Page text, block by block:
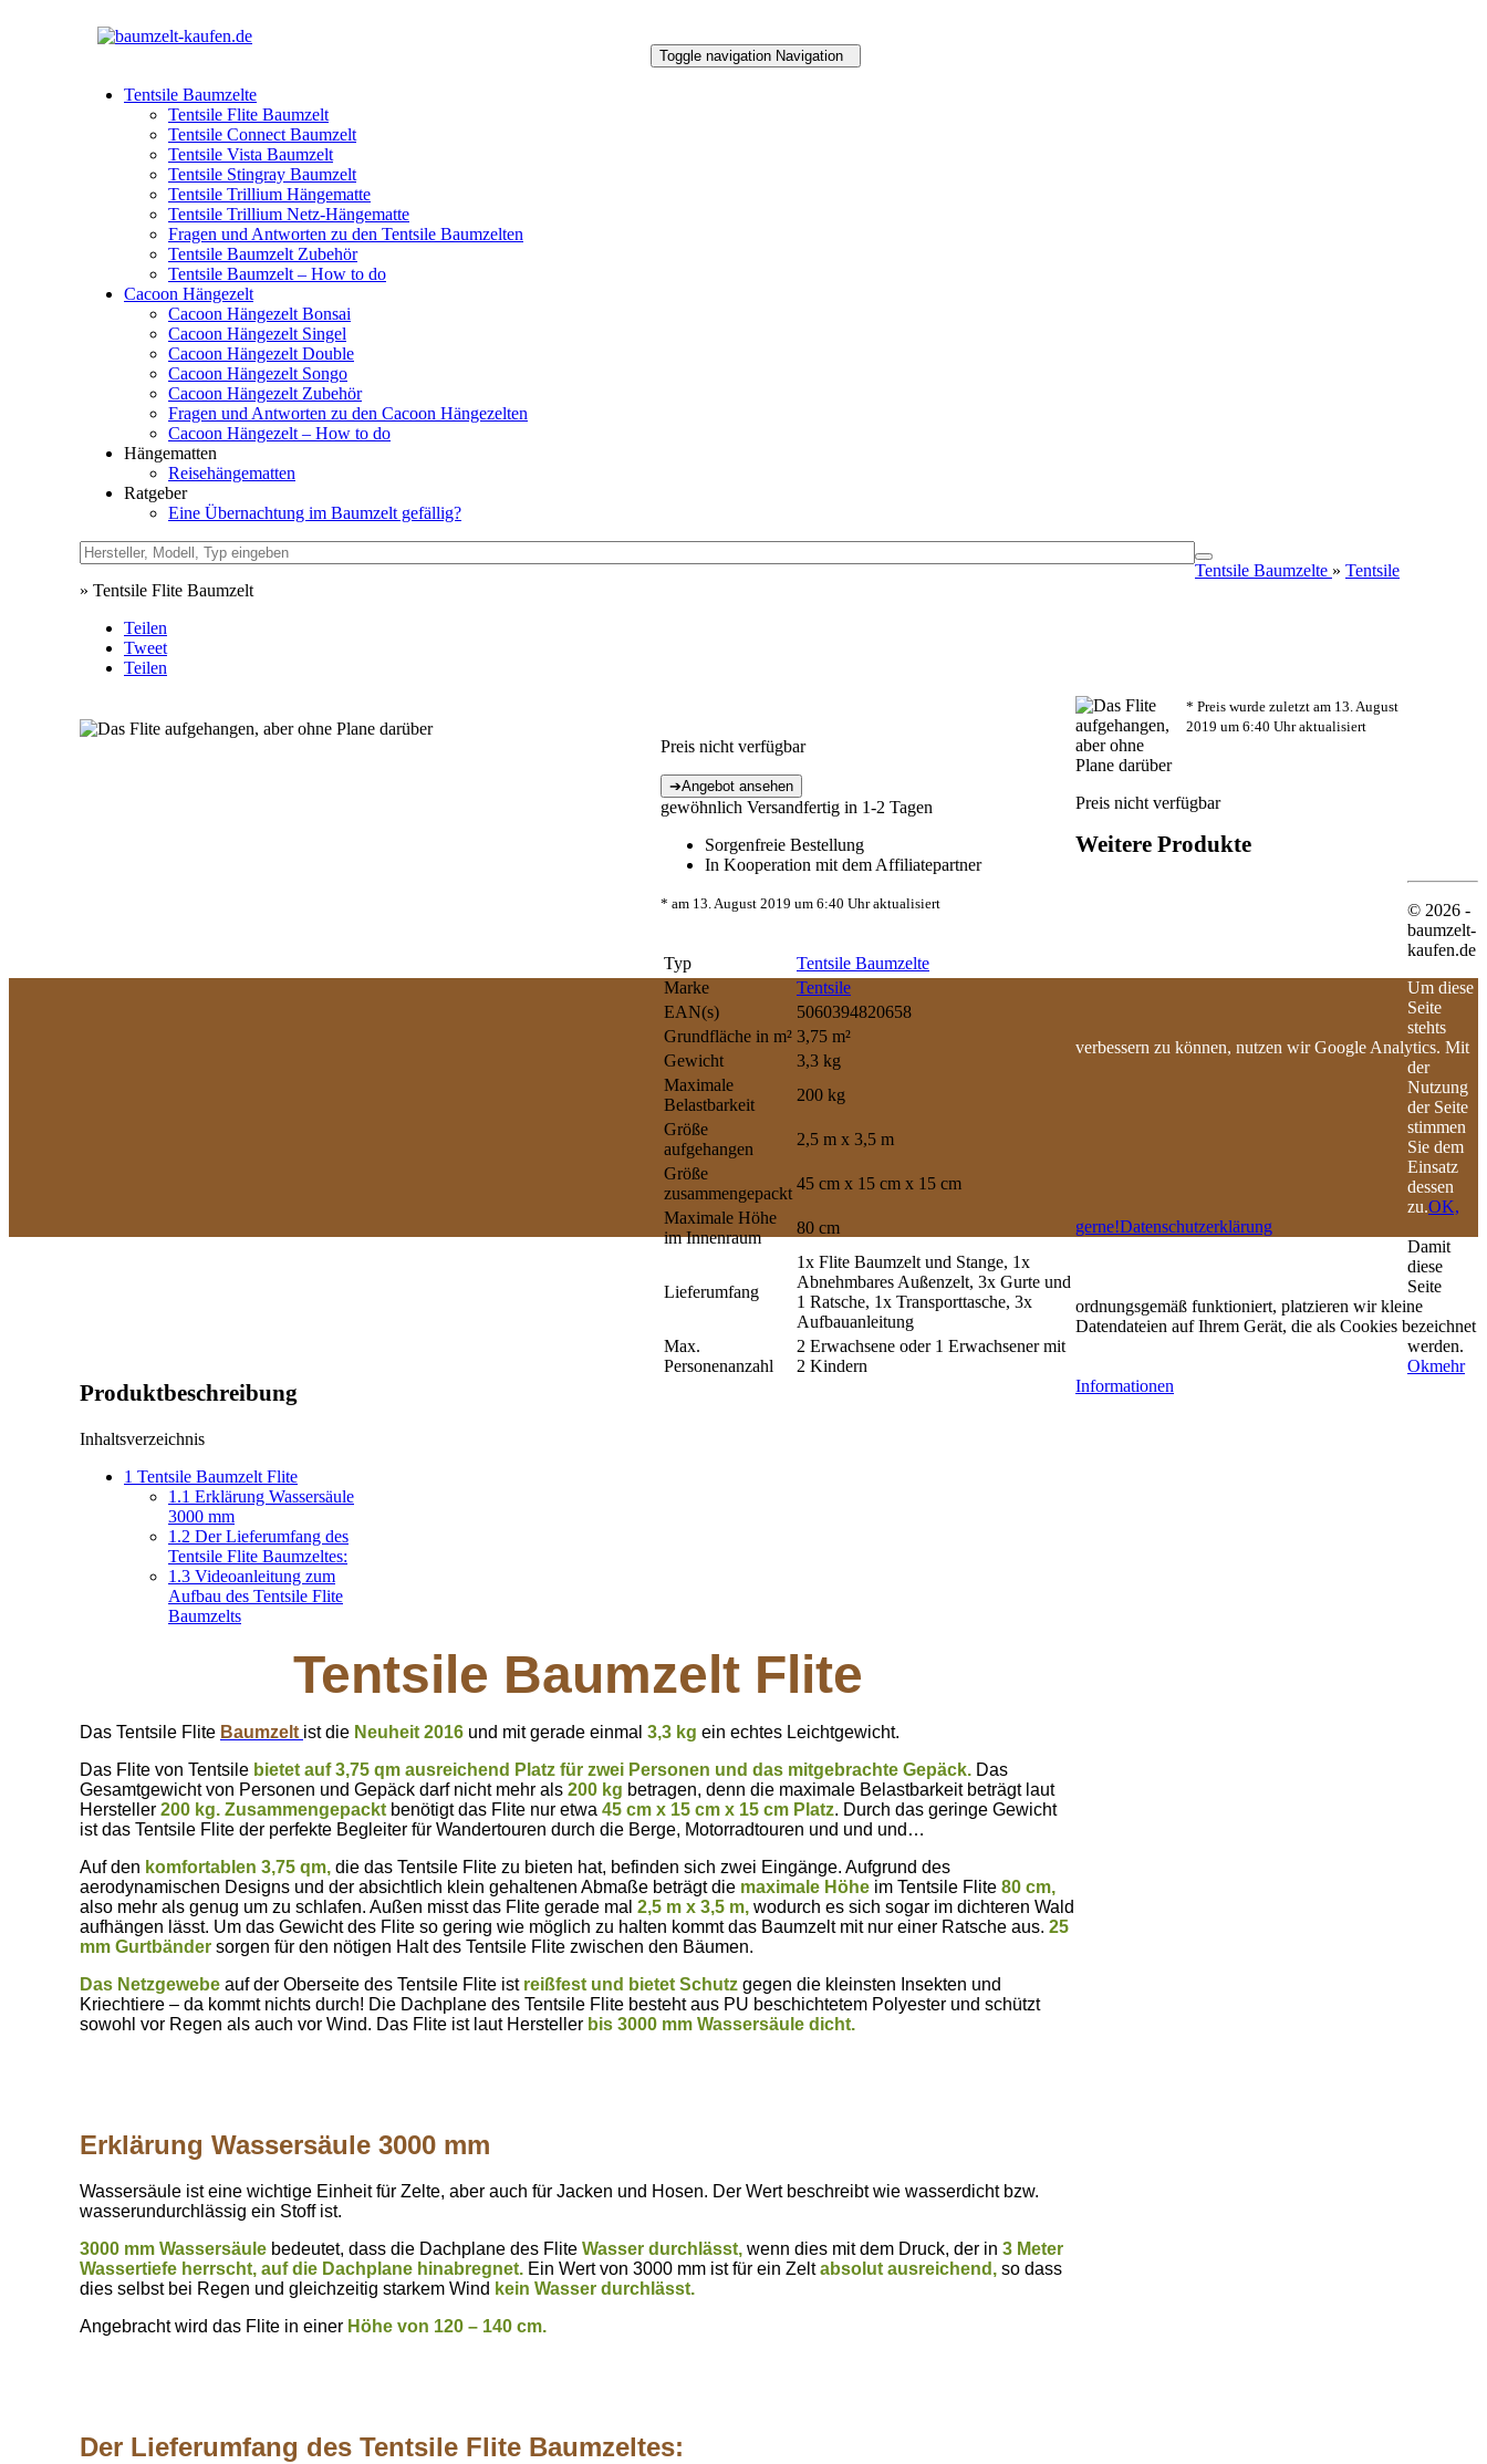
Toggle navigation Navigation
Tentsile Baumzelte
Tentsile Flite Baumzelt
Tentsile Connect Baumzelt
Tentsile Vista Baumzelt
Tentsile Stingray Baumzelt
Tentsile Trillium Hängematte
Tentsile Trillium Netz-Hängematte
Fragen und Antworten zu den Tentsile Baumzelten
Tentsile Baumzelt Zubehör
Tentsile Baumzelt – How to do
Cacoon Hängezelt
Cacoon Hängezelt Bonsai
Cacoon Hängezelt Singel
Cacoon Hängezelt Double
Cacoon Hängezelt Songo
Cacoon Hängezelt Zubehör
Fragen und Antworten zu den Cacoon Hängezelten
Cacoon Hängezelt – How to do
Hängematten
Reisehängematten
Ratgeber
Eine Übernachtung im Baumzelt gefällig?
Tentsile Baumzelte » Tentsile
» Tentsile Flite Baumzelt
Teilen
Tweet
Teilen
Preis nicht verfügbar
gewöhnlich Versandfertig in 1-2 Tagen
Sorgenfreie Bestellung
In Kooperation mit dem Affiliatepartner
* am 13. August 2019 um 6:40 Uhr aktualisiert
Typ
Tentsile Baumzelte
Marke
Tentsile
EAN(s)
5060394820658
Grundfläche in m² 3,75 m²
Gewicht
3,3 kg
Maximale
Belastbarkeit
200 kg
Größe
aufgehangen
2,5 m x 3,5 m
Größe
zusammengepackt
45 cm x 15 cm x 15 cm
Maximale Höhe
im Innenraum
80 cm
Lieferumfang
1x Flite Baumzelt und Stange, 1x
Abnehmbares Außenzelt, 3x Gurte und
1 Ratsche, 1x Transporttasche, 3x
Aufbauanleitung
Max.
Personenanzahl
2 Erwachsene oder 1 Erwachsener mit
2 Kindern
Produktbeschreibung
Inhaltsverzeichnis
1 Tentsile Baumzelt Flite
1.1 Erklärung Wassersäule
3000 mm
1.2 Der Lieferumfang des
Tentsile Flite Baumzeltes:
1.3 Videoanleitung zum
Aufbau des Tentsile Flite
Baumzelts
Tentsile Baumzelt Flite
Das Tentsile Flite Baumzelt ist die Neuheit 2016 und mit gerade einmal 3,3 kg ein echtes Leichtgewicht.
Das Flite von Tentsile bietet auf 3,75 qm ausreichend Platz für zwei Personen und das mitgebrachte Gepäck. Das
Gesamtgewicht von Personen und Gepäck darf nicht mehr als 200 kg betragen, denn die maximale Belastbarkeit beträgt laut
Hersteller 200 kg. Zusammengepackt benötigt das Flite nur etwa 45 cm x 15 cm x 15 cm Platz. Durch das geringe Gewicht
ist das Tentsile Flite der perfekte Begleiter für Wandertouren durch die Berge, Motorradtouren und und und…
Auf den komfortablen 3,75 qm, die das Tentsile Flite zu bieten hat, befinden sich zwei Eingänge. Aufgrund des
aerodynamischen Designs und der absichtlich klein gehaltenen Abmaße beträgt die maximale Höhe im Tentsile Flite 80 cm,
also mehr als genug um zu schlafen. Außen misst das Flite gerade mal 2,5 m x 3,5 m, wodurch es sich sogar im dichteren Wald
aufhängen lässt. Um das Gewicht des Flite so gering wie möglich zu halten kommt das Baumzelt mit nur einer Ratsche aus. 25
mm Gurtbänder sorgen für den nötigen Halt des Tentsile Flite zwischen den Bäumen.
Das Netzgewebe auf der Oberseite des Tentsile Flite ist reißfest und bietet Schutz gegen die kleinsten Insekten und
Kriechtiere – da kommt nichts durch! Die Dachplane des Tentsile Flite besteht aus PU beschichtetem Polyester und schützt
sowohl vor Regen als auch vor Wind. Das Flite ist laut Hersteller bis 3000 mm Wassersäule dicht.
Erklärung Wassersäule 3000 mm
Wassersäule ist eine wichtige Einheit für Zelte, aber auch für Jacken und Hosen. Der Wert beschreibt wie wasserdicht bzw.
wasserundurchlässig ein Stoff ist.
3000 mm Wassersäule bedeutet, dass die Dachplane des Flite Wasser durchlässt, wenn dies mit dem Druck, der in 3 Meter
Wassertiefe herrscht, auf die Dachplane hinabregnet. Ein Wert von 3000 mm ist für ein Zeltabsolut ausreichend, so dass
dies selbst bei Regen und gleichzeitig starkem Wind kein Wasser durchlässt.
Angebracht wird das Flite in einer Höhe von 120 – 140 cm.
Der Lieferumfang des Tentsile Flite Baumzeltes:
Preis nicht verfügbar
* Preis wurde zuletzt am 13. August
2019 um 6:40 Uhr aktualisiert
Weitere Produkte
© 2026 -
baumzelt-
kaufen.de
Um diese
Seite
stehts
verbessern zu können, nutzen wir Google Analytics. Mit
der
Nutzung
der Seite
stimmen
Sie dem
Einsatz
dessen
zu.OK,
gerne!Datenschutzerklärung
Damit
diese
Seite
ordnungsgemäß funktioniert, platzieren wir kleine
Datendateien auf Ihrem Gerät, die als Cookies bezeichnet
werden.
Okmehr
Informationen